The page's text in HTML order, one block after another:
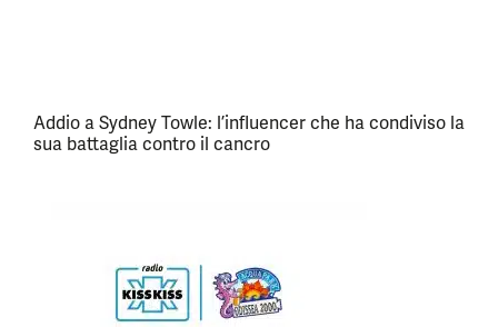
Addio a Sydney Towle: l’influencer che ha condiviso la
sua battaglia contro il cancro